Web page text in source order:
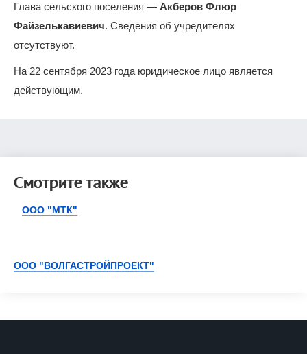
Глава сельского поселения — Акберов Флюр
Файзелькавиевич. Сведения об учредителях
отсутствуют.
На 22 сентября 2023 года юридическое лицо является
действующим.
Смотрите также
ООО "МТК"
ООО "ВОЛГАСТРОЙПРОЕКТ"